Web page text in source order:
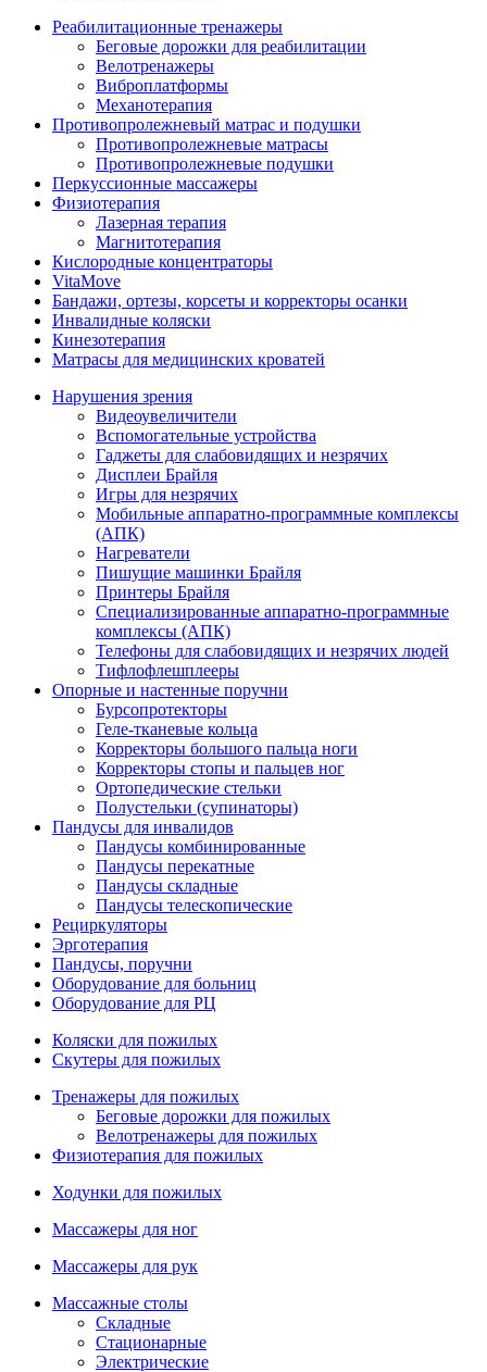
Реабилитационные тренажеры
Беговые дорожки для реабилитации
Велотренажеры
Виброплатформы
Механотерапия
Противопролежневый матрас и подушки
Противопролежневые матрасы
Противопролежневые подушки
Перкуссионные массажеры
Физиотерапия
Лазерная терапия
Магнитотерапия
Кислородные концентраторы
VitaMove
Бандажи, ортезы, корсеты и корректоры осанки
Инвалидные коляски
Кинезотерапия
Матрасы для медицинских кроватей
Нарушения зрения
Видеоувеличители
Вспомогательные устройства
Гаджеты для слабовидящих и незрячих
Дисплеи Брайля
Игры для незрячих
Мобильные аппаратно-программные комплексы
(АПК)
Нагреватели
Пишущие машинки Брайля
Принтеры Брайля
Специализированные аппаратно-программные
комплексы (АПК)
Телефоны для слабовидящих и незрячих людей
Тифлофлешплееры
Опорные и настенные поручни
Бурсопротекторы
Геле-тканевые кольца
Корректоры большого пальца ноги
Корректоры стопы и пальцев ног
Ортопедические стельки
Полустельки (супинаторы)
Пандусы для инвалидов
Пандусы комбинированные
Пандусы перекатные
Пандусы складные
Пандусы телескопические
Рециркуляторы
Эрготерапия
Пандусы, поручни
Оборудование для больниц
Оборудование для РЦ
Коляски для пожилых
Скутеры для пожилых
Тренажеры для пожилых
Беговые дорожки для пожилых
Велотренажеры для пожилых
Физиотерапия для пожилых
Ходунки для пожилых
Массажеры для ног
Массажеры для рук
Массажные столы
Складные
Стационарные
Электрические